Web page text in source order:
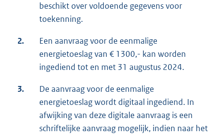
beschikt over voldoende gegevens voor
toekenning.
2.
Een aanvraag voor de eenmalige
energietoeslag van € 1300,- kan worden
ingediend tot en met 31 augustus 2024.
3.
De aanvraag voor de eenmalige
energietoeslag wordt digitaal ingediend. In
afwijking van deze digitale aanvraag is een
schriftelijke aanvraag mogelijk, indien naar het